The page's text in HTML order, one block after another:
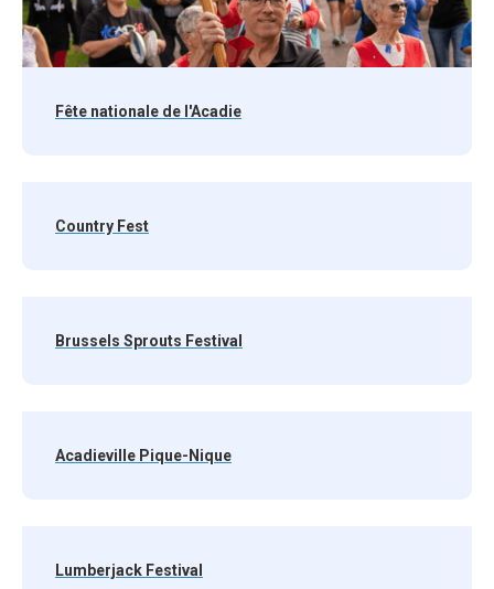
Fête nationale de l'Acadie
Country Fest
Brussels Sprouts Festival
Acadieville Pique-Nique
Lumberjack Festival